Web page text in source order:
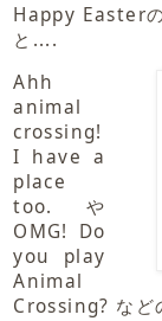
Happy Easterの
と....
Ahh
animal
crossing!
I have a
place
too.や
OMG! Do
you play
Animal
Crossing? など